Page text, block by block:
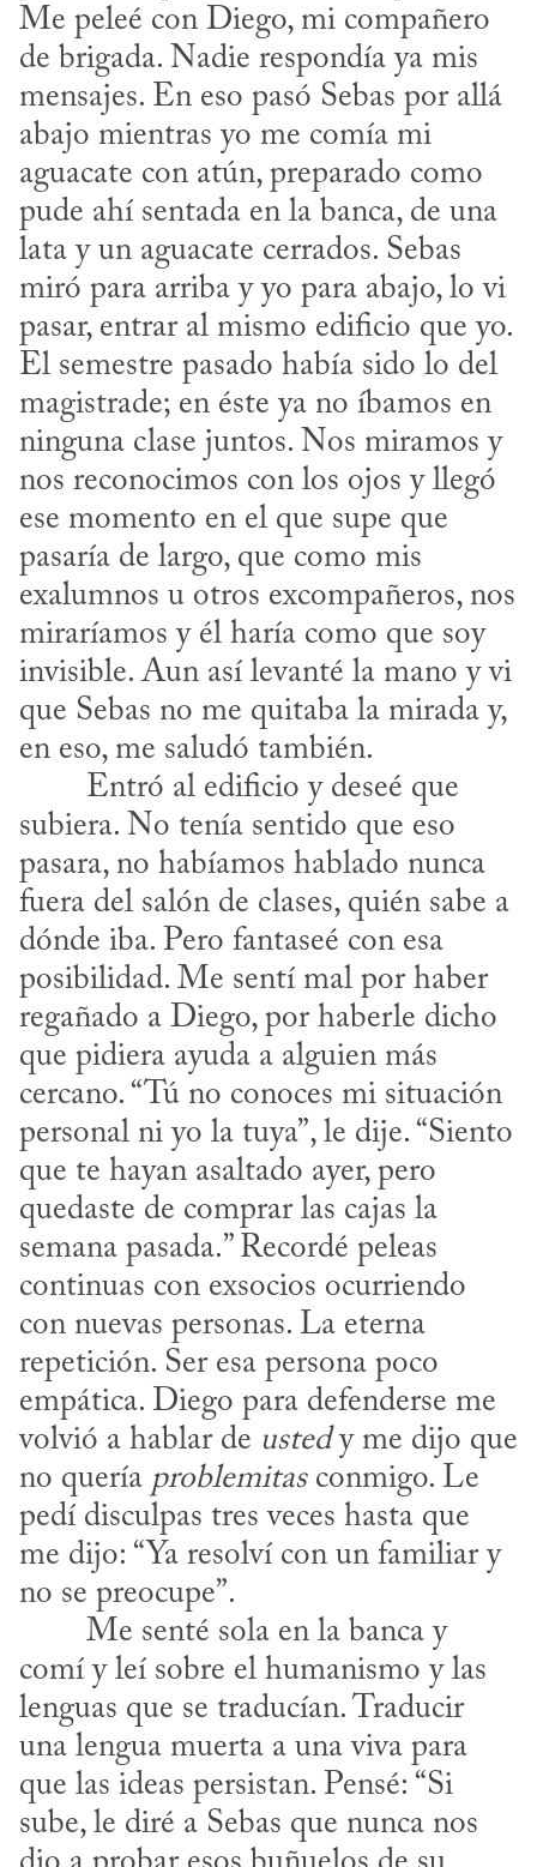
Me peleé con Diego, mi compañero
de brigada. Nadie respondía ya mis
mensajes. En eso pasó Sebas por allá
abajo mientras yo me comía mi
aguacate con atún, preparado como
pude ahí sentada en la banca, de una
lata y un aguacate cerrados. Sebas
miró para arriba y yo para abajo, lo vi
pasar, entrar al mismo edificio que yo.
El semestre pasado había sido lo del
magistrade; en éste ya no íbamos en
ninguna clase juntos. Nos miramos y
nos reconocimos con los ojos y llegó
ese momento en el que supe que
pasaría de largo, que como mis
exalumnos u otros excompañeros, nos
miraríamos y él haría como que soy
invisible. Aun así levanté la mano y vi
que Sebas no me quitaba la mirada y,
en eso, me saludó también.
subiera. No tenía sentido que eso
pasara, no habíamos hablado nunca
fuera del salón de clases, quién sabe a
dónde iba. Pero fantaseé con esa
posibilidad. Me sentí mal por haber
regañado a Diego, por haberle dicho
que pidiera ayuda a alguien más
cercano. “Tú no conoces mi situación
personal ni yo la tuya”, le dije. “Siento
que te hayan asaltado ayer, pero
quedaste de comprar las cajas la
semana pasada.” Recordé peleas
continuas con exsocios ocurriendo
con nuevas personas. La eterna
repetición. Ser esa persona poco
empática. Diego para defenderse me
volvió a hablar de usted y me dijo que
no quería problemitas conmigo. Le
pedí disculpas tres veces hasta que
me dijo: “Ya resolví con un familiar y
no se preocupe”.
comí y leí sobre el humanismo y las
lenguas que se traducían. Traducir
una lengua muerta a una viva para
que las ideas persistan. Pensé: “Si
sube, le diré a Sebas que nunca nos